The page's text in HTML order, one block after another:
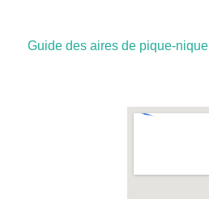
Guide des aires de pique-nique